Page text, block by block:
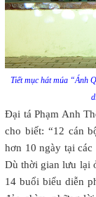
Tiết mục hát múa “Ánh
Đại tá Phạm Anh
cho biết: “12 cán
hơn 10 ngày tại
Dù thời gian lưu lại
14 buổi biểu diễn